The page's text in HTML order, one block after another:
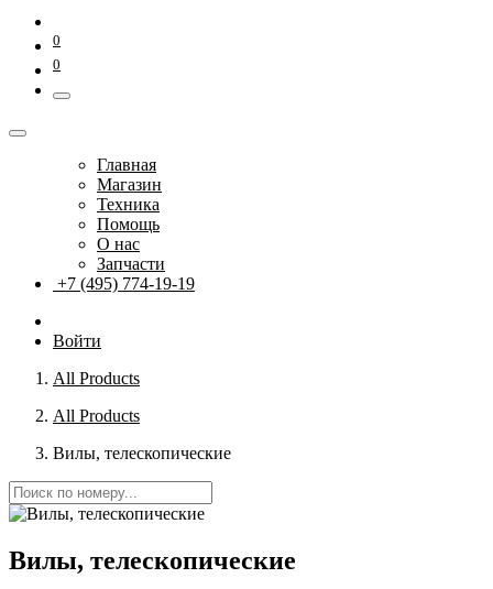
0
0
Главная
Магазин
Техника
Помощь
О нас
Запчасти
+7 (495) 774-19-19
Войти
All Products
All Products
Вилы, телескопические
Вилы, телескопические